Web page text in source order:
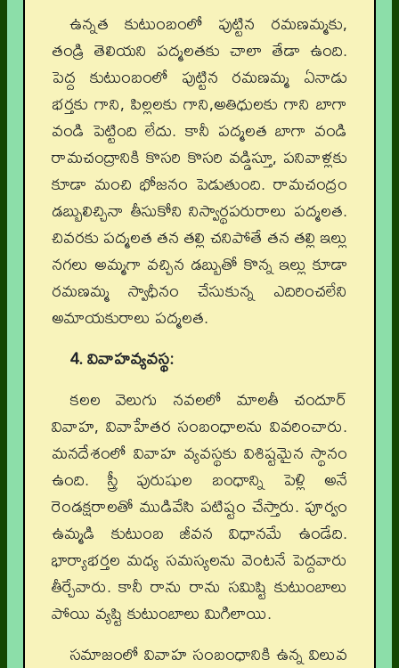
ఉన్నత కుటుంబంలో పుట్టిన రమణమ్మకు,
తండ్రి తెలియని పద్మలతకు చాలా తేడా ఉంది.
పెద్ద కుటుంబంలో పుట్టిన రమణమ్మ ఏనాడు
భర్తకు గాని, పిల్లలకు గాని,అతిధులకు గాని బాగా
వండి పెట్టింది లేదు. కానీ పద్మలత బాగా వండి
రామచంద్రానికి కొసరి కొసరి వడ్డిస్తూ, పనివాళ్లకు
కూడా మంచి భోజనం పెడుతుంది. రామచంద్రం
డబ్బులిచ్చినా తీసుకోని నిస్వార్థపరురాలు పద్మలత.
చివరకు పద్మలత తన తల్లి చనిపోతే తన తల్లి ఇల్లు
నగలు అమ్మగా వచ్చిన డబ్బుతో కొన్న ఇల్లు కూడా
రమణమ్మ స్వాధీనం చేసుకున్న ఎదిరించలేని
అమాయకురాలు పద్మలత.
4. వివాహవ్యవస్థ:
కలల వెలుగు నవలలో మాలతీ చందూర్
వివాహ, వివాహేతర సంబంధాలను వివరించారు.
మనదేశంలో వివాహ వ్యవస్థకు విశిష్టమైన స్థానం
ఉంది. స్త్రీ పురుషుల బంధాన్ని పెళ్లి అనే
రెండక్షరాలతో ముడివేసి పటిష్టం చేస్తారు. పూర్వం
ఉమ్మడి కుటుంబ జీవన విధానమే ఉండేది.
భార్యాభర్తల మధ్య సమస్యలను వెంటనే పెద్దవారు
తీర్చేవారు. కానీ రాను రాను సమిష్టి కుటుంబాలు
పోయి వ్యష్టి కుటుంబాలు మిగిలాయి.
సమాజంలో వివాహ సంబంధానికి ఉన్న విలువ